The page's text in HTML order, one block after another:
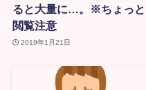
ると大量に…。※ちょっと
閲覧注意
2019年1月21日